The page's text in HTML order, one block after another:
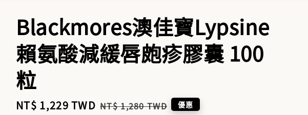
Blackmores澳佳寶Lypsine
賴氨酸減緩唇皰疹膠囊 100
粒
Sale
NT$ 1,229 TWD Regular
NT$ 1,280 TWD 優惠